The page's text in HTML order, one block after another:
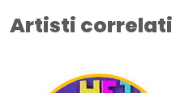
Artisti correlati